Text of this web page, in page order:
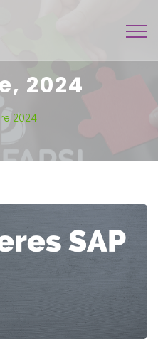
2024
2024